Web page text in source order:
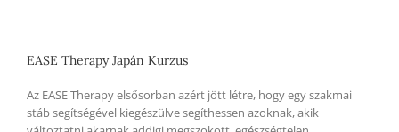
EASE Therapy Japán Kurzus
Az EASE Therapy elsősorban azért jött létre, hogy egy szakmai
stáb segítségével kiegészülve segíthessen azoknak, akik